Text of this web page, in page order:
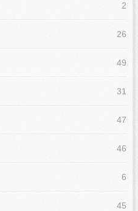
2
26
49
31
47
46
6
45